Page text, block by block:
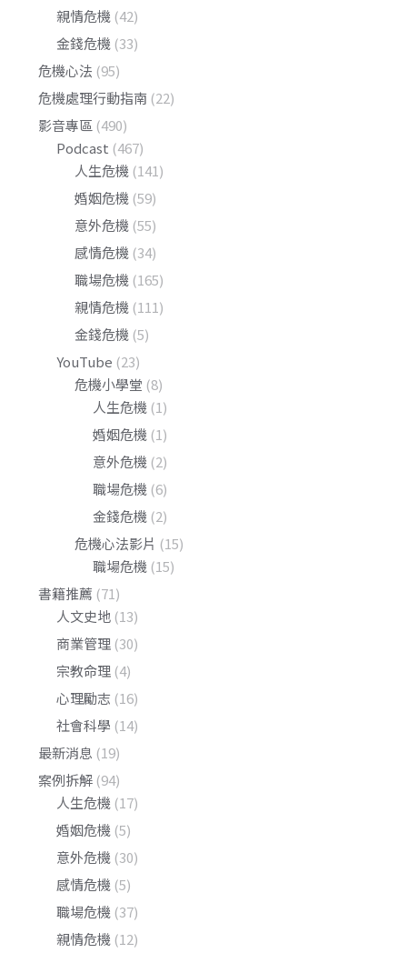
親情危機 (42)
金錢危機 (33)
危機心法 (95)
危機處理行動指南 (22)
影音專區 (490)
Podcast (467)
人生危機 (141)
婚姻危機 (59)
意外危機 (55)
感情危機 (34)
職場危機 (165)
親情危機 (111)
金錢危機 (5)
YouTube (23)
危機小學堂 (8)
人生危機 (1)
婚姻危機 (1)
意外危機 (2)
職場危機 (6)
金錢危機 (2)
危機心法影片 (15)
職場危機 (15)
書籍推薦 (71)
人文史地 (13)
商業管理 (30)
宗教命理 (4)
心理勵志 (16)
社會科學 (14)
最新消息 (19)
案例拆解 (94)
人生危機 (17)
婚姻危機 (5)
意外危機 (30)
感情危機 (5)
職場危機 (37)
親情危機 (12)